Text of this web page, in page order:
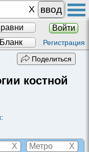
ввод
Войти
Бланк Регистрация
Поделиться
костной
X X